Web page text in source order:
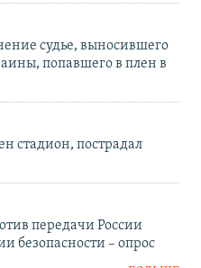
судье, выносившего
попавшего в плен в
стадион, пострадал
передачи России
безопасности – опрос